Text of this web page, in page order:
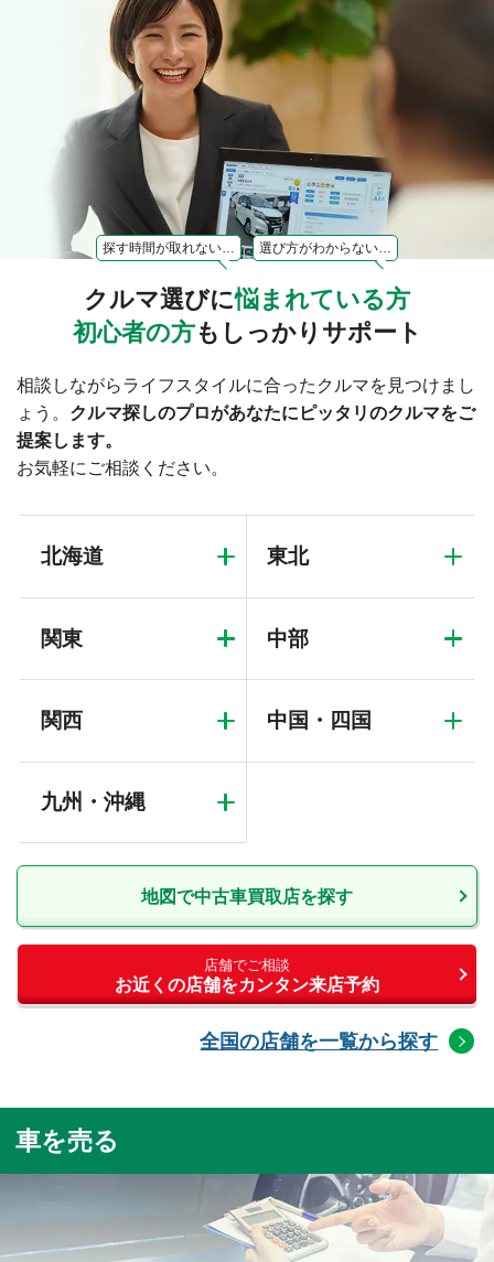
探す時間が取れない… 選び方がわからない…
クルマ選びに悩まれている方
初心者の方もしっかりサポート
相談しながらライフスタイルに合ったクルマを見つけまし
ょう。 クルマ探しのプロがあなたにピッタリのクルマをご
提案します。
お気軽にご相談ください。
北海道 東北
関東 中部
関西 中国・四国
九州・沖縄
地図で中古車買取店を探す
店舗でご相談
お近くの店舗をカンタン来店予約
全国の店舗を一覧から探す
車を売る